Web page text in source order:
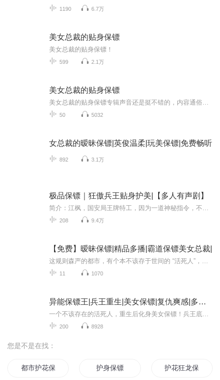
1190 6.7万
美女总裁的贴身保镖
美女总裁的贴身保镖！
599 2.1万
美女总裁的贴身保镖
50 5032
女总裁的暧昧保镖|英俊温柔|玩美保镖|免费畅听
892 3.1万
极品保镖｜狂傲兵王贴身护美|【多人有声剧】
208 9.4万
【免费】暧昧保镖|精品多播|霸道保镖美女总裁|
11 1070
异能保镖王|兵王重生|美女保镖|复仇爽感|多女主暧
200 8928
您是不是在找：
都市护花保镖 护身保镖 护花狂龙保镖